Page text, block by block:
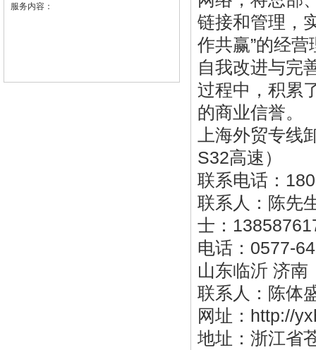
链接和管理，
作共赢”的经
自我改进与完
过程中，积累
的商业信誉。
上海外贸专
S32高速）
联系电话：
联系人：陈先
士：
电话：0577-
山东临沂 济南
联系人：陈体
网址：http://
地址：浙江省
服务内容：